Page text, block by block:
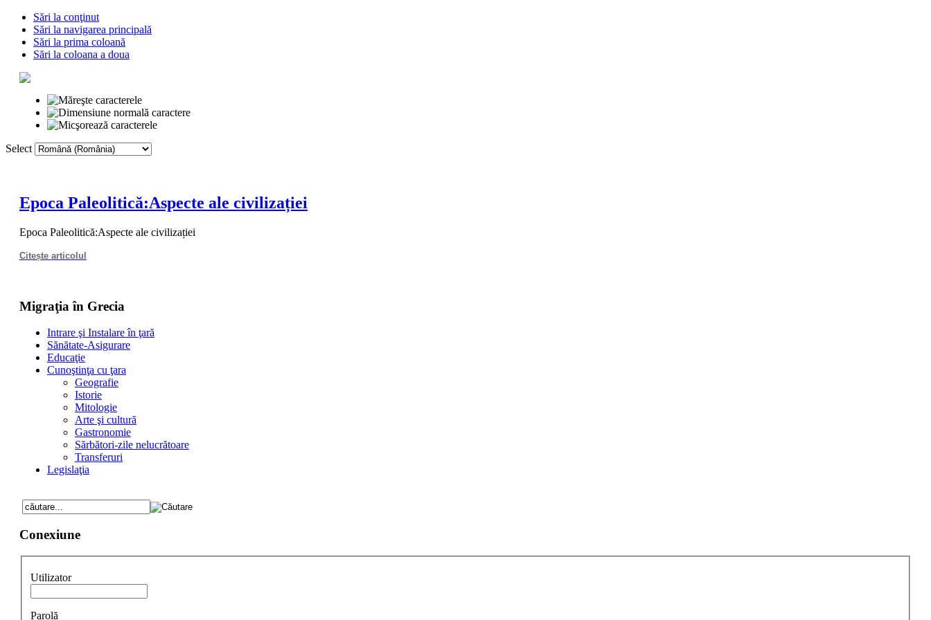
Sări la conţinut
Sări la navigarea principală
Sări la prima coloană
Sări la coloana a doua
Select
Epoca Paleolitică:Aspecte ale civilizației
Epoca Paleolitică:Aspecte ale civilizației
Citește articolul
Migraţia în Grecia
Intrare şi Instalare în ţară
Sănătate-Asigurare
Educaţie
Cunoştinţa cu ţara
Geografie
Istorie
Mitologie
Arte şi cultură
Gastronomie
Sărbători-zile nelucrătoare
Transferuri
Legislaţia
Conexiune
Utilizator
Parolă